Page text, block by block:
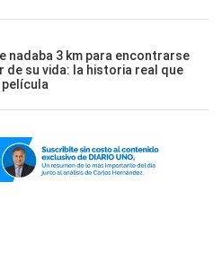
nadaba 3 km para encontrarse
de su vida: la historia real que
película